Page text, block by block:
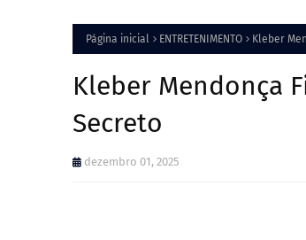
Página inicial ENTRETENIMENTO Kleber
Kleber Mendonça
Secreto
dezembro 01, 2025